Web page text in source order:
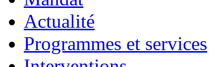
Actualité
Programmes et services